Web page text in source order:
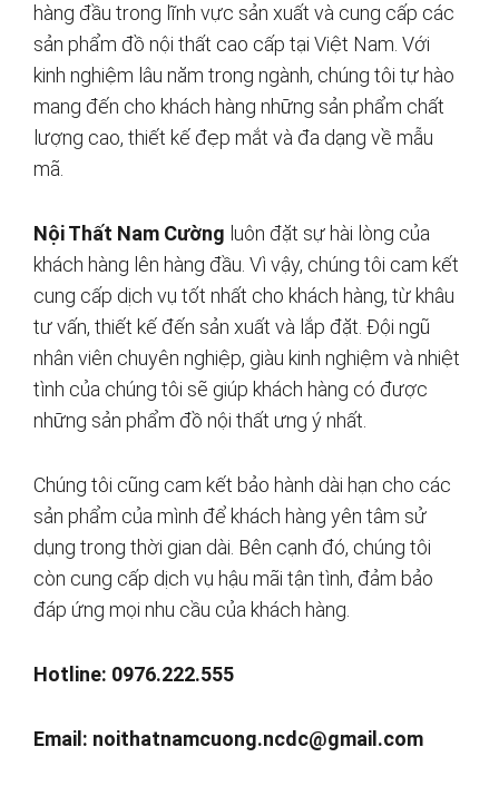
hàng đầu trong lĩnh vực sản xuất và cung cấp các
sản phẩm đồ nội thất cao cấp tại Việt Nam. Với
kinh nghiệm lâu năm trong ngành, chúng tôi tự hào
mang đến cho khách hàng những sản phẩm chất
lượng cao, thiết kế đẹp mắt và đa dạng về mẫu
mã.
Nội Thất Nam Cường luôn đặt sự hài lòng của
khách hàng lên hàng đầu. Vì vậy, chúng tôi cam kết
cung cấp dịch vụ tốt nhất cho khách hàng, từ khâu
tư vấn, thiết kế đến sản xuất và lắp đặt. Đội ngũ
nhân viên chuyên nghiệp, giàu kinh nghiệm và nhiệt
tình của chúng tôi sẽ giúp khách hàng có được
những sản phẩm đồ nội thất ưng ý nhất.
Chúng tôi cũng cam kết bảo hành dài hạn cho các
sản phẩm của mình để khách hàng yên tâm sử
dụng trong thời gian dài. Bên cạnh đó, chúng tôi
còn cung cấp dịch vụ hậu mãi tận tình, đảm bảo
đáp ứng mọi nhu cầu của khách hàng.
Hotline: 0976.222.555
Email: noithatnamcuong.ncdc@gmail.com